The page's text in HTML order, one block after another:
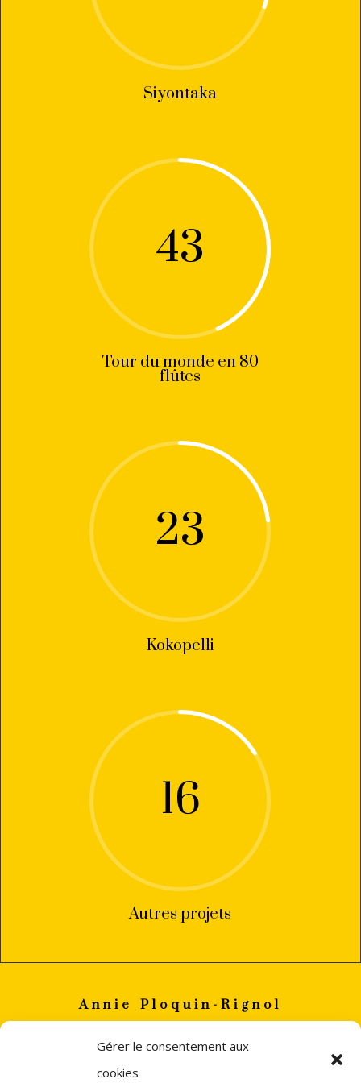
Gérer le consentement aux
cookies
Siyontaka
43
Tour du monde en 80
flûtes
23
Kokopelli
16
Autres projets
Annie Ploquin-Rignol
annieploquin.rignol(a)gmail.com